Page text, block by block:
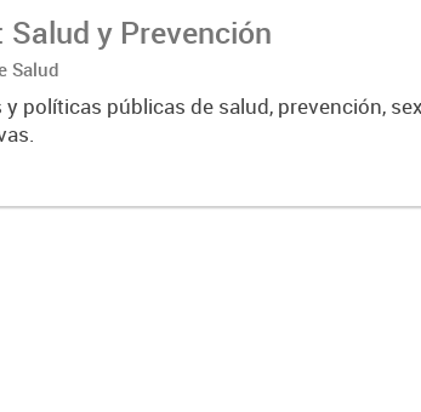
Salud y Prevención
Salud
y políticas públicas de salud, prevención,